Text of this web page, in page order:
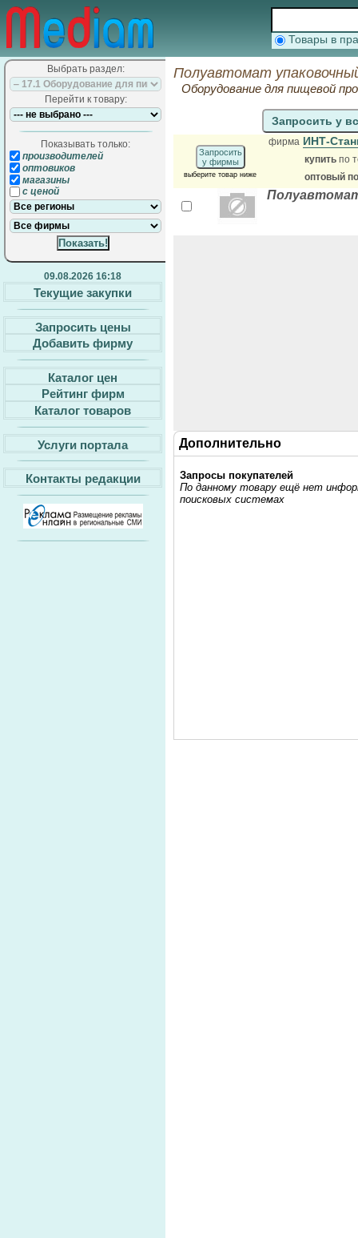
Товары в
Выбрать раздел:
Перейти к товару:
Показывать только:
производителей
оптовиков
магазины
с ценой
09.08.2026 16:18
Текущие закупки
Запросить цены
Добавить фирму
Каталог цен
Рейтинг фирм
Каталог товаров
Услуги портала
Контакты редакции
Полуавтомат
Оборудование для пищевой
Запросить у
Запросить
у фирмы
выберите товар ниже
фирма ИНТ-
купить по
оптовый
Полуавтомат
Дополнительно
Запросы покупателей
По данному товару ещё нет
поисковых системах